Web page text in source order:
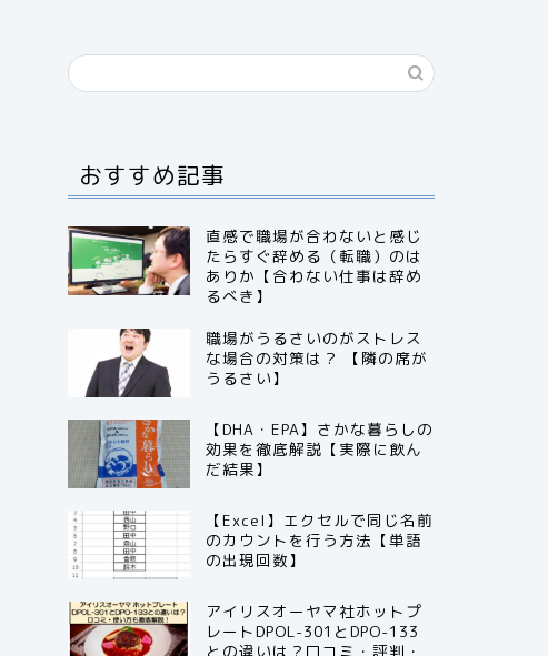
おすすめ記事
直感で職場が合わないと感じ
たらすぐ辞める（転職）のは
ありか【合わない仕事は辞め
るべき】
職場がうるさいのがストレス
な場合の対策は？ 【隣の席が
うるさい】
【DHA・EPA】さかな暮らしの
効果を徹底解説【実際に飲ん
だ結果】
【Excel】エクセルで同じ名前
のカウントを行う方法【単語
の出現回数】
アイリスオーヤマ社ホットプ
レートDPOL-301とDPO-133
との違いは？口コミ・評判・